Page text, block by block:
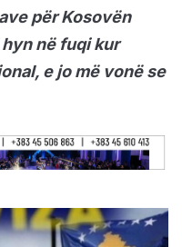
pёr Kosovёn
nё fuqi kur
e jo mё vonё se